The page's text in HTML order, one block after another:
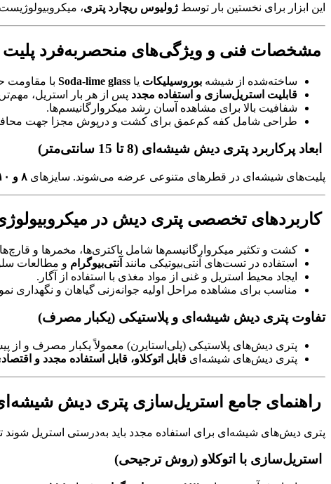
این ابزار برای نخستین بار توسط ژولیوس ریچارد پتری،
مشخصات فنی و ویژگی‌های منحصربه‌فرد
ساخته‌شده از شیشه بوروسیلیکات یا Soda-lime glass با مقاومت
قابلیت استریل‌سازی و استفاده مجدد پس از هر بار استریل،
شفافیت بالا برای مشاهده آسان رشد میکروارگانیسم‌ها.
طراحی شامل کفه کم‌عمق برای کشت و درپوش مجزا جهت
ابعاد پرکاربرد پتری دیش شیشه‌ای (8 تا 15 سانتی‌متر)
پلیت‌های شیشه‌ای در قطرهای متنوعی عرضه می‌شوند. سایزهای ۸ و ۱۰ سانتی‌متر
کاربردهای تخصصی پتری دیش در
کشت و تکثیر میکروارگانیسم‌ها شامل باکتری‌ها، مخمرها و
استفاده در تست‌های آنتی‌بیوتیکی مانند آنتی‌بیوگرام و مطالعات
ایجاد محیط استریل و غنی از مواد مغذی با استفاده از آگار.
مناسب برای مشاهده مراحل اولیه جوانه‌زنی گیاهان و نگهداری
تفاوت پتری دیش شیشه‌ای و پلاستیکی (یکبار مصرف)
پتری دیش‌های پلاستیکی (پلی‌استایرن) معمولاً یکبار مصرف و از
پتری دیش‌های شیشه‌ای قابل اتوکلاو، قابل استفاده مجدد و
راهنمای جامع استریل‌سازی پتری دیش شیشه‌ای
پتری دیش‌های شیشه‌ای برای استفاده مجدد باید به‌درستی استریل
استریل‌سازی با اتوکلاو (روش ترجیحی)